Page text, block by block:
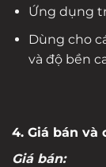
Ứng dụng
Dùng cho
và độ bền
4. Giá bán và
Giá bán: